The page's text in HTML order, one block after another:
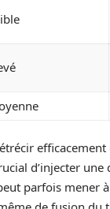
d’injecter
parfois mener